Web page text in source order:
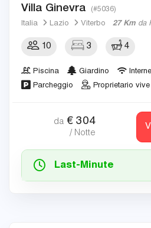
Villa Ginevra (#5036)
Italia Lazio Viterbo 27 Km da
10 3 4
Piscina Giardino
Parcheggio
Proprietario
da € 304
/ Notte
Last-Minute